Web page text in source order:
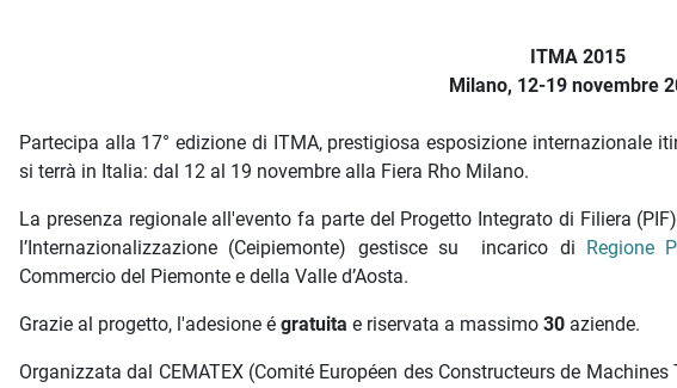
ITMA 2015
Milano, 12-19 novembre
Partecipa alla 17° edizione di ITMA, prestigiosa esposizione internazionale
si terrà in Italia: dal 12 al 19 novembre alla Fiera Rho Milano.
La presenza regionale all'evento fa parte del Progetto Integrato di Filiera (PIF)
l’Internazionalizzazione (Ceipiemonte) gestisce su incarico di Regione
Commercio del Piemonte e della Valle d’Aosta.
Grazie al progetto, l'adesione é gratuita e riservata a massimo 30 aziende.
Organizzata dal CEMATEX (Comité Européen des Constructeurs de